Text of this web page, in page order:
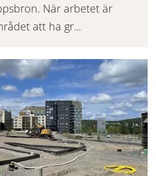
När arbetet är
att ha gr...